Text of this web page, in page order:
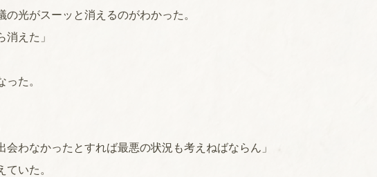
光がスーッと消えるのがわかった。
消えた」
た。
会わなかったとすれば最悪の状況も考えねばならん」
いた。